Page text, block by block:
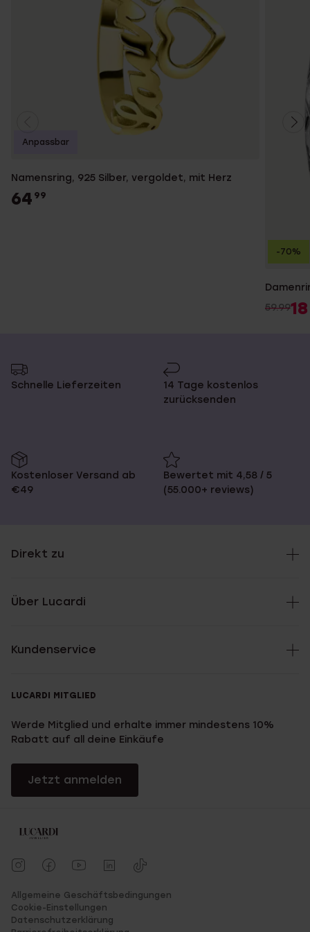
Namensring, 925 Silber, vergoldet, mit Herz
64 99
Anpassbar
59.9918
-70%
Schnelle Lieferzeiten
14 Tage kostenlos
zurücksenden
Kostenloser Versand ab
€49
Bewertet mit 4,58 / 5
(55.000+ reviews)
Direkt zu
Über Lucardi
Kundenservice
LUCARDI MITGLIED
Werde Mitglied und erhalte immer mindestens 10%
Rabatt auf all deine Einkäufe
Jetzt anmelden
Allgemeine Geschäftsbedingungen
Cookie-Einstellungen
Datenschutzerklärung